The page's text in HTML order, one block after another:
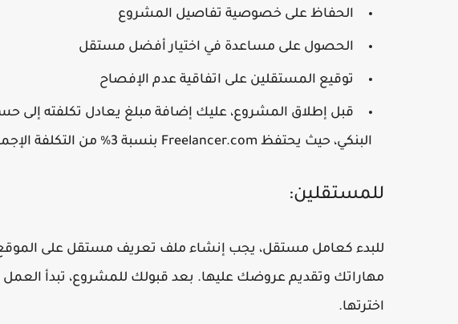
الحفاظ على خصوصية تفاصيل المشروع
الحصول على مساعدة في اختيار أفضل مستقل
توقيع المستقلين على اتفاقية عدم الإفصاح
البنكي، حيث يحتفظ Freelancer.com بنسبة 3% من التكلفة الإجمالية للمشروع.
للمستقلين:
للبدء كعامل مستقل، يجب إنشاء ملف تعريف مستقل على
مهاراتك وتقديم عروضك عليها. بعد قبولك للمشروع، تبدأ
اخترتها.